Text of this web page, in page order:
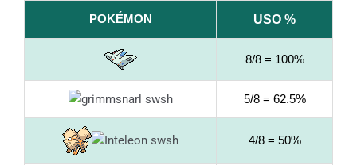
POKÉMON USO %
8/8 = 100%
5/8 = 62.5%
4/8 = 50%